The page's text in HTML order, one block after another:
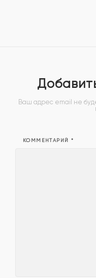
Ваш адрес email не
КОММЕНТАРИЙ *